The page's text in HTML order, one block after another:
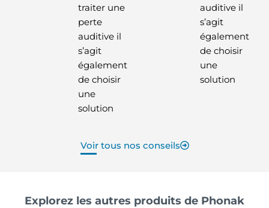
traiter une
perte
auditive il
s’agit
également
de choisir
une
solution
auditive il
s’agit
également
de choisir
une
solution
Voir tous nos conseils
Explorez les autres produits de Phonak